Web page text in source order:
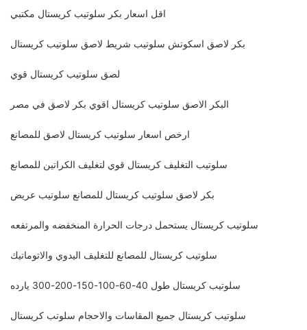
اقل اسعار بكر سلوتيب كريستال مكتبي
بكر لاصق اسكوتش سلوتيب شريط لاصق سلوتيب كريستال
لصق سلوتيب كريستال قوي
البكر الاصق سلوتيب كريستال اقوي بكر لاصق في مصر
ارخص اسعار سلوتيب كريستال لاصق للمصانع
سلوتيب التغليف كريستال قوي لتغليف الكراتين للمصانع
بكر لاصق سلوتيب كريستال للمصانع سلوتيب عريض
سلوتيب كريستال يستحمل درجات الحرارة المنخفضه والمرتفعه
سلوتيب كريستال للمصانع للتغليف اليدوي والاتوماتيك
سلوتيب كريستال طول 40-60-100-150-200-300 يارده
سلوتيب كريستال جميع المقاسات والاحجام سلوتب كريستال